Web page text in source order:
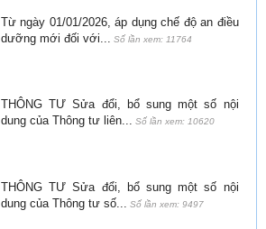
Từ ngày 01/01/2026, áp dụng chế độ an điều
dưỡng mới đối với...
Số lần xem: 11764
THÔNG TƯ Sửa đổi, bổ sung một số nội
dung của Thông tư liên... Số lần xem: 10620
THÔNG TƯ Sửa đổi, bổ sung một số nội
dung của Thông tư số...
Số lần xem: 9497